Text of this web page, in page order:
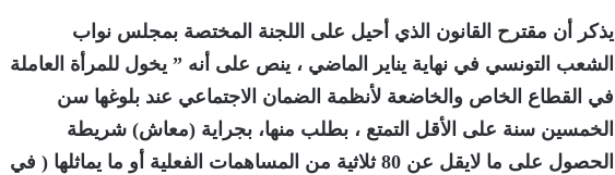
يذكر أن مقترح القانون الذي أحيل على اللجنة المختصة بمجلس نواب
الشعب التونسي في نهاية يناير الماضي ، ينص على أنه ” يخول للمرأة العاملة
في القطاع الخاص والخاضعة لأنظمة الضمان الاجتماعي عند بلوغها سن
الخمسين سنة على الأقل التمتع ، بطلب منها، بجراية (معاش) شريطة
الحصول على ما لايقل عن 80 ثلاثية من المساهمات الفعلية أو ما يماثلها ( في